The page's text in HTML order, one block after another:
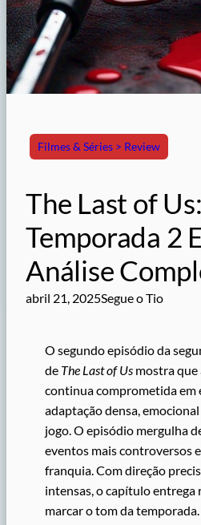
Filmes & Séries > Review
The Last of Us:
Temporada 2
Análise
abril 21, 2025Segue o Tio
O segundo episódio da
de The Last of Us mostra que
continua comprometida em
adaptação densa,
jogo. O episódio mergulha
eventos mais controversos
franquia. Com direção
intensas, o capítulo entrega
marcar o tom da temporada.